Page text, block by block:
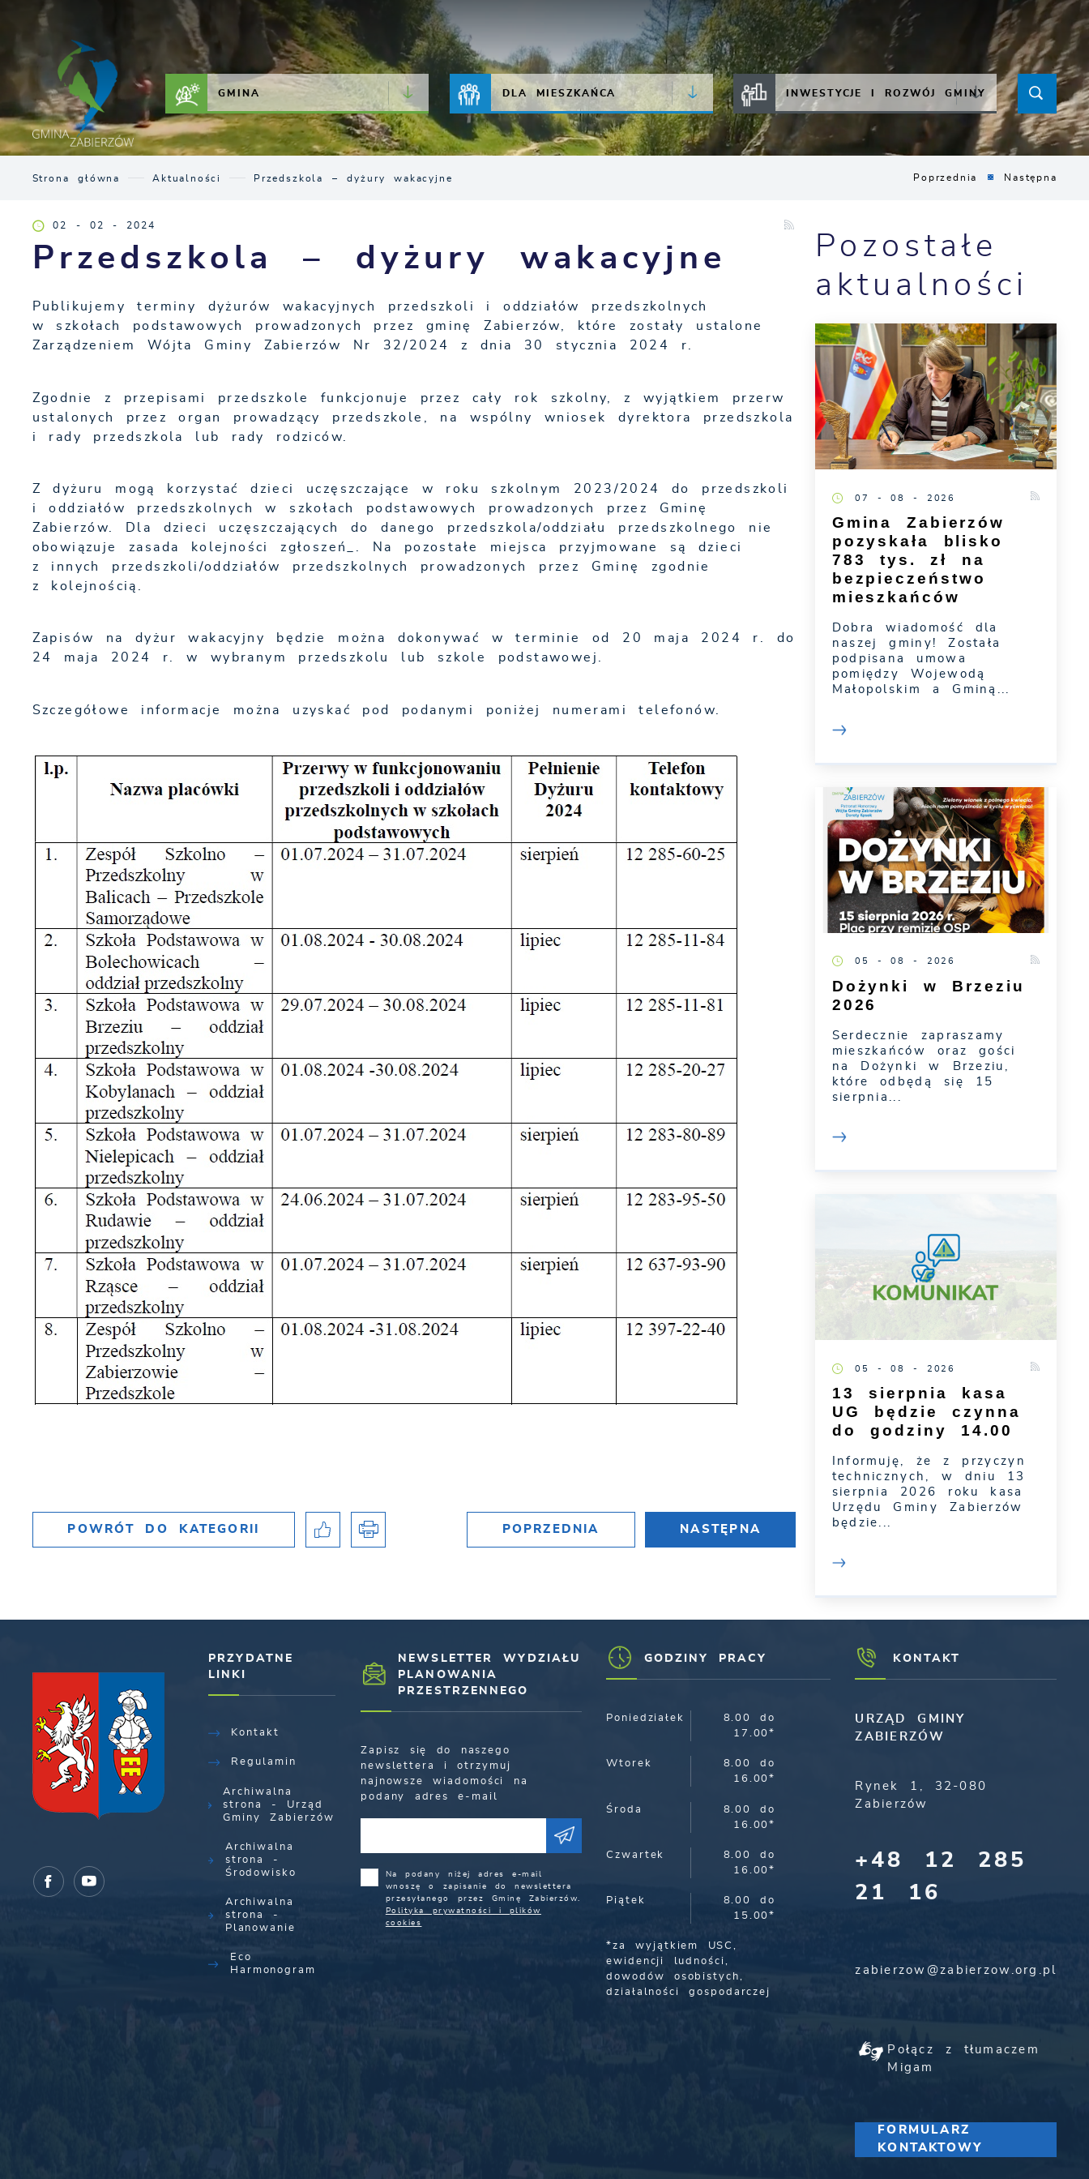
Przejdź do menu.
Przejdź do wyszukiwarki.
Przejdź do treści.
Przejdź do ustawień wielkości czcionki.
Włącz wersję kontrastową strony.
KONTAKT JAKOŚĆ POWIETRZA
GMINA DLA MIESZKAŃCA INWESTYCJE I ROZWÓJ GMINY
Strona główna Aktualności Przedszkola – dyżury wakacyjne Poprzednia Następna
02 - 02 - 2024
Przedszkola – dyżury wakacyjne
Publikujemy terminy dyżurów wakacyjnych przedszkoli i oddziałów przedszkolnych
w szkołach podstawowych prowadzonych przez gminę Zabierzów, które zostały ustalone
Zarządzeniem Wójta Gminy Zabierzów Nr 32/2024 z dnia 30 stycznia 2024 r.
Zgodnie z przepisami przedszkole funkcjonuje przez cały rok szkolny, z wyjątkiem przerw
ustalonych przez organ prowadzący przedszkole, na wspólny wniosek dyrektora przedszkola
i rady przedszkola lub rady rodziców.
Z dyżuru mogą korzystać dzieci uczęszczające w roku szkolnym 2023/2024 do przedszkoli
i oddziałów przedszkolnych w szkołach podstawowych prowadzonych przez Gminę
Zabierzów. Dla dzieci uczęszczających do danego przedszkola/oddziału przedszkolnego nie
obowiązuje zasada kolejności zgłoszeń_. Na pozostałe miejsca przyjmowane są dzieci
z innych przedszkoli/oddziałów przedszkolnych prowadzonych przez Gminę zgodnie
z kolejnością.
Zapisów na dyżur wakacyjny będzie można dokonywać w terminie od 20 maja 2024 r. do
24 maja 2024 r. w wybranym przedszkolu lub szkole podstawowej.
Szczegółowe informacje można uzyskać pod podanymi poniżej numerami telefonów.
POWRÓT DO KATEGORII POPRZEDNIA NASTĘPNA
Pozostałe
aktualności
07 - 08 - 2026
Gmina Zabierzów
pozyskała blisko
783 tys. zł na
bezpieczeństwo
mieszkańców
Dobra wiadomość dla
naszej gminy! Została
podpisana umowa
pomiędzy Wojewodą
Małopolskim a Gminą...
05 - 08 - 2026
Dożynki w Brzeziu
2026
Serdecznie zapraszamy
mieszkańców oraz gości
na Dożynki w Brzeziu,
które odbędą się 15
sierpnia...
05 - 08 - 2026
13 sierpnia kasa
UG będzie czynna
do godziny 14.00
Informuję, że z przyczyn
technicznych, w dniu 13
sierpnia 2026 roku kasa
Urzędu Gminy Zabierzów
będzie...
PRZYDATNE
LINKI
Kontakt
Regulamin
Archiwalna
strona - Urząd
Gminy Zabierzów
Archiwalna
strona -
Środowisko
Archiwalna
strona -
Planowanie
Eco
Harmonogram
NEWSLETTER WYDZIAŁU
PLANOWANIA
PRZESTRZENNEGO
Zapisz się do naszego
newslettera i otrzymuj
najnowsze wiadomości na
podany adres e-mail
Na podany niżej adres e-mail
wnoszę o zapisanie do newslettera
przesyłanego przez Gminę Zabierzów.
Polityka prywatności i plików
cookies
GODZINY PRACY
Poniedziałek
8.00 do
17.00*
Wtorek
8.00 do
16.00*
Środa
8.00 do
16.00*
Czwartek
8.00 do
16.00*
Piątek
8.00 do
15.00*
*za wyjątkiem USC,
ewidencji ludności,
dowodów osobistych,
działalności gospodarczej
KONTAKT
URZĄD GMINY
ZABIERZÓW
Rynek 1, 32-080
Zabierzów
+48 12 285
21 16
zabierzow@zabierzow.org.pl
Połącz z tłumaczem
Migam
FORMULARZ
KONTAKTOWY